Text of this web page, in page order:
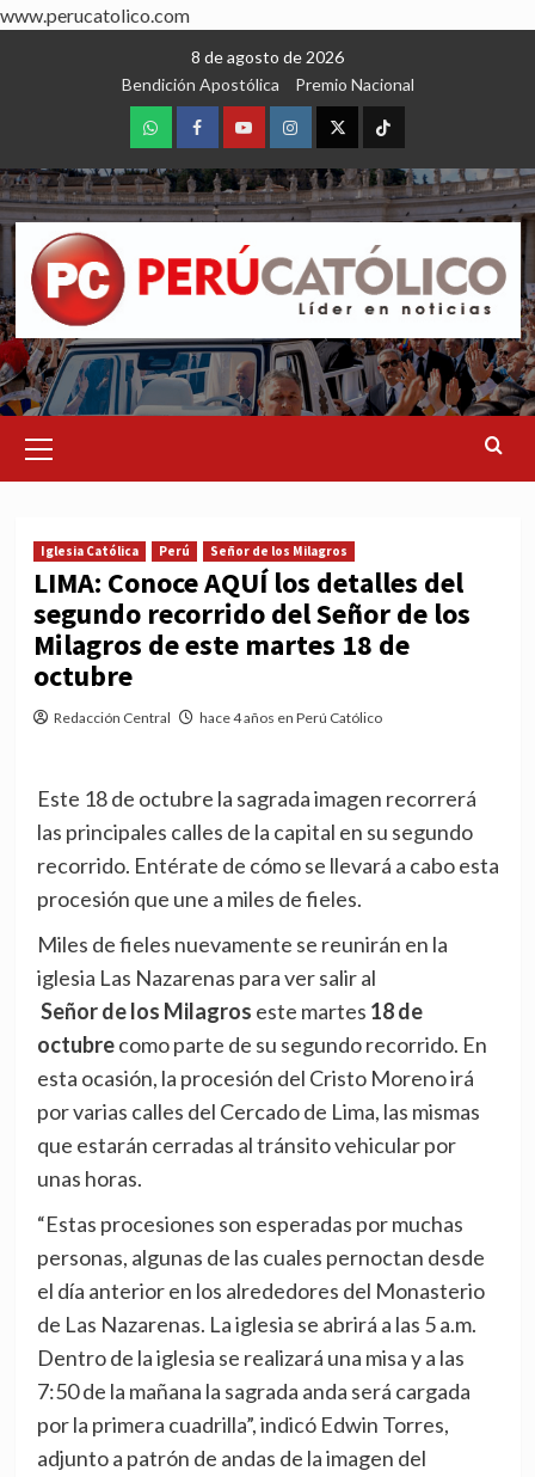
www.perucatolico.com
8 de agosto de 2026
Bendición Apostólica
Premio Nacional
WhatsAppFacebookYoutubeInstagram
X TikTok
Menu
Iglesia Católica Perú Señor de los Milagros
LIMA: Conoce AQUÍ los detalles del
segundo recorrido del Señor de los
Milagros de este martes 18 de
octubre
Redacción Central hace 4 años en Perú Católico
Este 18 de octubre la sagrada imagen recorrerá
las principales calles de la capital en su segundo
recorrido. Entérate de cómo se llevará a cabo esta
procesión que une a miles de fieles.
Miles de fieles nuevamente se reunirán en la
iglesia Las Nazarenas para ver salir al
Señor de los Milagros este martes 18 de
octubrecomo parte de su segundo recorrido. En
esta ocasión, la procesión del Cristo Moreno irá
por varias calles del Cercado de Lima, las mismas
que estarán cerradas al tránsito vehicular por
unas horas.
“Estas procesiones son esperadas por muchas
personas, algunas de las cuales pernoctan desde
el día anterior en los alrededores del Monasterio
de Las Nazarenas. La iglesia se abrirá a las 5 a.m.
Dentro de la iglesia se realizará una misa y a las
7:50 de la mañana la sagrada anda será cargada
por la primera cuadrilla”, indicó Edwin Torres,
adjunto a patrón de andas de la imagen del